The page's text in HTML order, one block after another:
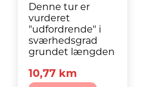
Denne tur er
vurderet
"udfordrende" i
sværhedsgrad
grundet længden
10,77 km